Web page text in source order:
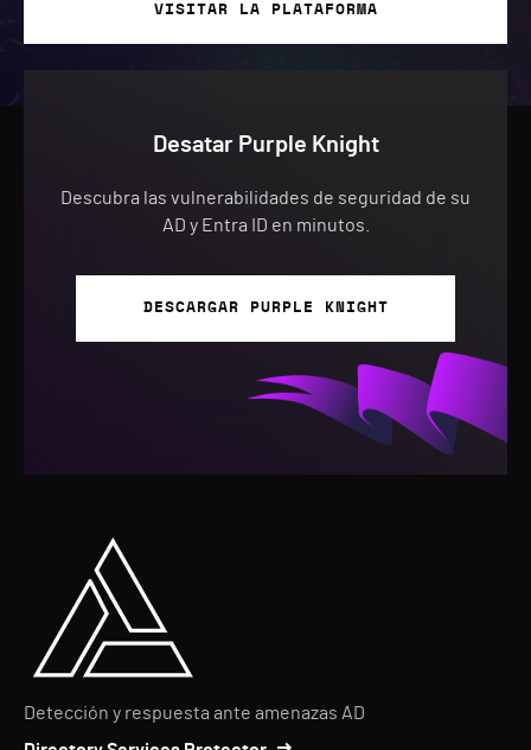
VISITAR LA PLATAFORMA
Desatar Purple Knight
Descubra las vulnerabilidades de seguridad de su
AD y Entra ID en minutos.
DESCARGAR PURPLE KNIGHT
Detección y respuesta ante amenazas AD